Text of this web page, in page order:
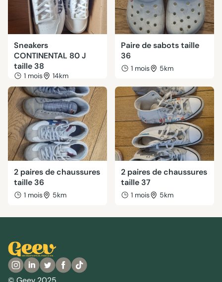
Sneakers
CONTINENTAL 80 J
taille 38
1 mois 14km
Paire de sabots taille
36
1 mois 5km
2 paires de chaussures
taille 36
1 mois 5km
2 paires de chaussures
taille 37
1 mois 5km